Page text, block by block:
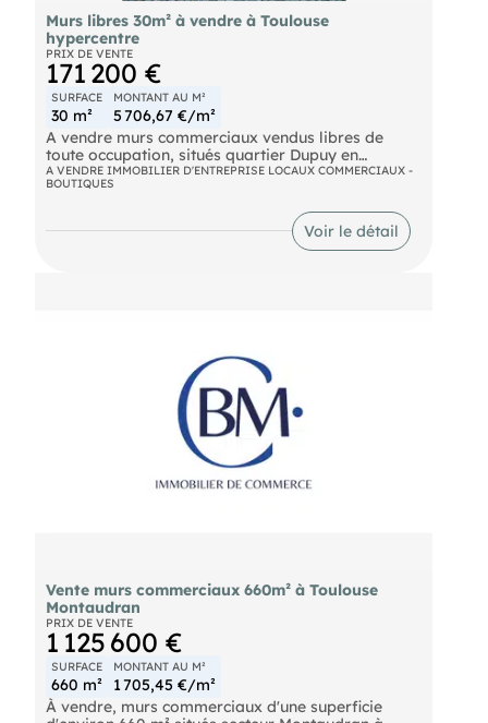
Murs libres 30m² à vendre à Toulouse
hypercentre
PRIX DE VENTE
171 200 €
SURFACE
30 m²
MONTANT AU M²
5 706,67 €/m²
A vendre murs commerciaux vendus libres de
toute occupation, situés quartier Dupuy en
hypercentre ville de Toulouse.
Local commercial situé en pied d'immeuble avec
vitrine, d'une surface d'environ 30m² de plain pied
Conditions financières :
Prix de vente : 160 000 € net vendeur
Honoraires agence charge acquéreur : 11 200 € HT
Référence annonce : 17732T
A VENDRE IMMOBILIER D'ENTREPRISE LOCAUX COMMERCIAUX -
BOUTIQUES
Voir le détail
Vente murs commerciaux 660m² à Toulouse
Montaudran
PRIX DE VENTE
1 125 600 €
SURFACE
660 m²
MONTANT AU M²
1 705,45 €/m²
À vendre, murs commerciaux d'une superficie